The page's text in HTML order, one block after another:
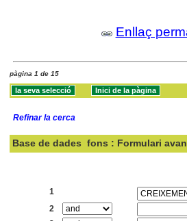
Enllaç
pàgina 1 de 15
Refinar la cerca
Base de dades fons : Formulari
1
2